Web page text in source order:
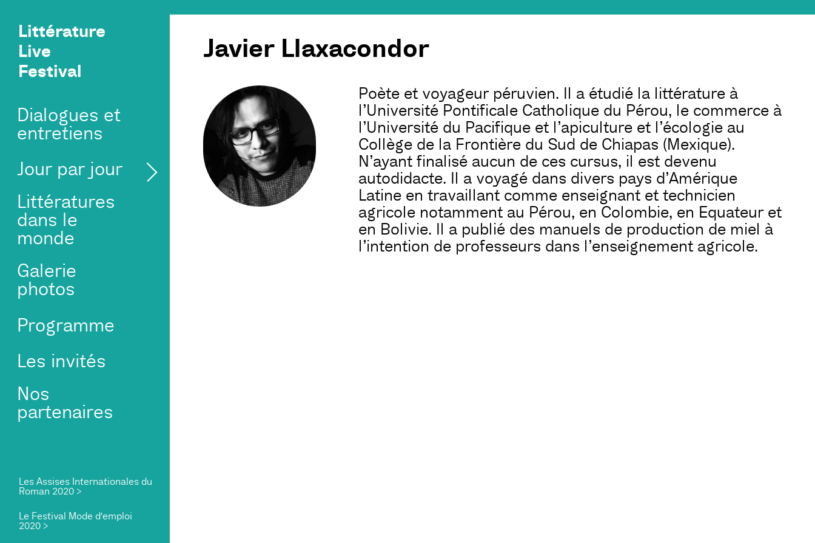
Littérature
Live
Festival
Dialogues et
entretiens
Jour par jour
Littératures
dans le
monde
Galerie
photos
Programme
Les invités
Nos
partenaires
Les Assises Internationales du
Roman 2020 >
Le Festival Mode d'emploi
2020 >
Javier Llaxacondor
Poète et voyageur péruvien. Il a étudié la littérature à
l’Université Pontificale Catholique du Pérou, le commerce à
l’Université du Pacifique et l’apiculture et l’écologie au
Collège de la Frontière du Sud de Chiapas (Mexique).
N’ayant finalisé aucun de ces cursus, il est devenu
autodidacte. Il a voyagé dans divers pays d’Amérique
Latine en travaillant comme enseignant et technicien
agricole notamment au Pérou, en Colombie, en Equateur et
en Bolivie. Il a publié des manuels de production de miel à
l’intention de professeurs dans l’enseignement agricole.